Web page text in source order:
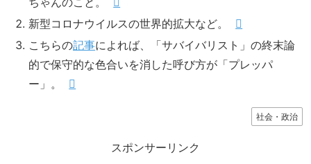
新型コロナウイルスの世界的拡大など。
こちらの記事によれば、「サバイバリスト」の終末論
的で保守的な色合いを消した呼び方が「プレッパ
ー」。
社会・政治
スポンサーリンク